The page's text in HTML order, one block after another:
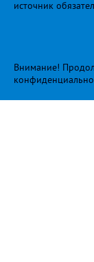
источник
Внимание!